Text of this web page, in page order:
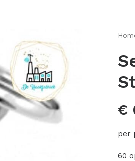
€
per
60